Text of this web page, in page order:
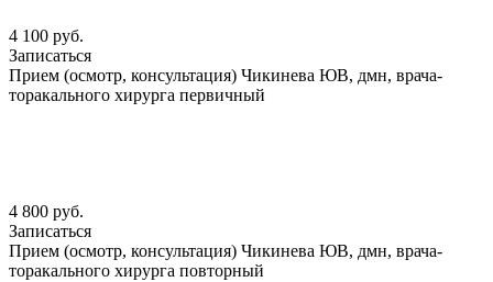
4 100 руб.
Записаться
Прием (осмотр, консультация) Чикинева ЮВ, дмн, врача-
торакального хирурга первичный
4 800 руб.
Записаться
Прием (осмотр, консультация) Чикинева ЮВ, дмн, врача-
торакального хирурга повторный